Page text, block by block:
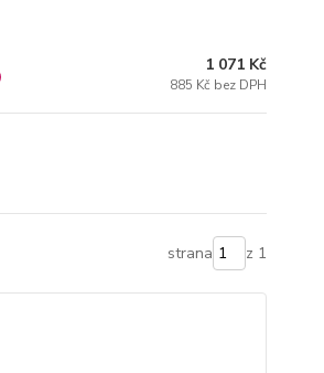
1 071 Kč
885 Kč bez DPH
strana z 1